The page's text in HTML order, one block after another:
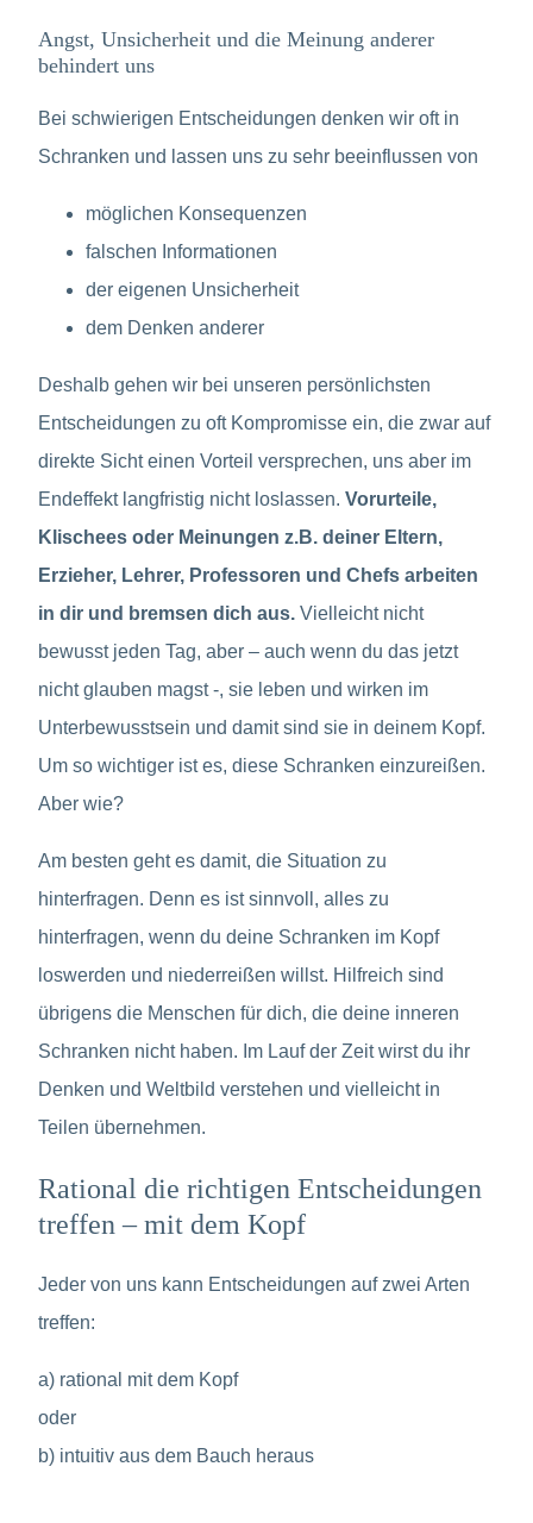
Angst, Unsicherheit und die Meinung anderer
behindert uns
Bei schwierigen Entscheidungen denken wir oft in
Schranken und lassen uns zu sehr beeinflussen von
möglichen Konsequenzen
falschen Informationen
der eigenen Unsicherheit
dem Denken anderer
Deshalb gehen wir bei unseren persönlichsten
Entscheidungen zu oft Kompromisse ein, die zwar auf
direkte Sicht einen Vorteil versprechen, uns aber im
Endeffekt langfristig nicht loslassen. Vorurteile,
Klischees oder Meinungen z.B. deiner Eltern,
Erzieher, Lehrer, Professoren und Chefs arbeiten
in dir und bremsen dich aus. Vielleicht nicht
bewusst jeden Tag, aber – auch wenn du das jetzt
nicht glauben magst -, sie leben und wirken im
Unterbewusstsein und damit sind sie in deinem Kopf.
Um so wichtiger ist es, diese Schranken einzureißen.
Aber wie?
Am besten geht es damit, die Situation zu
hinterfragen. Denn es ist sinnvoll, alles zu
hinterfragen, wenn du deine Schranken im Kopf
loswerden und niederreißen willst. Hilfreich sind
übrigens die Menschen für dich, die deine inneren
Schranken nicht haben. Im Lauf der Zeit wirst du ihr
Denken und Weltbild verstehen und vielleicht in
Teilen übernehmen.
Rational die richtigen Entscheidungen
treffen – mit dem Kopf
Jeder von uns kann Entscheidungen auf zwei Arten
treffen:
a) rational mit dem Kopf
oder
b) intuitiv aus dem Bauch heraus